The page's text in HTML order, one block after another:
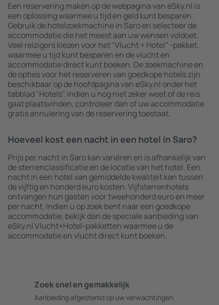
Een reservering maken op de webpagina van eSky.nl is
een oplossing waarmee u tijd en geld kunt besparen.
Gebruik de hotelzoekmachine in Saro en selecteer de
accommodatie die het meest aan uw wensen voldoet.
Veel reizigers kiezen voor het "Vlucht + Hotel" -pakket,
waarmee u tijd kunt besparen en de vlucht en
accommodatie direct kunt boeken. De zoekmachine en
de opties voor het reserveren van goedkope hotels zijn
beschikbaar op de hoofdpagina van eSky.nl onder het
tabblad "Hotels". Indien u nog niet zeker weet of de reis
gaat plaatsvinden, controleer dan of uw accommodatie
gratis annulering van de reservering toestaat.
Hoeveel kost een nacht in een hotel in Saro?
Prijs per nacht in Saro kan variëren en is afhankelijk van
de sterrenclassificatie en de locatie van het hotel. Een
nacht in een hotel van gemiddelde kwaliteit kan tussen
de vijftig en honderd euro kosten. Vijfsterrenhotels
ontvangen hun gasten voor tweehonderd euro en meer
per nacht. Indien u op zoek bent naar een goedkope
accommodatie, bekijk dan de speciale aanbieding van
eSky.nl Vlucht+Hotel-pakketten waarmee u de
accommodatie en vlucht direct kunt boeken.
Zoek snel en gemakkelijk
Aanbieding afgestemd op uw verwachtingen.